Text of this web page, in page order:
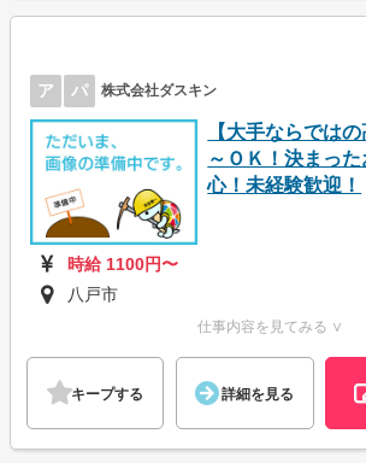
ア パ 株式会社ダスキン
【大手ならでは
～ＯＫ！決まっ
心！未経験歓迎！
時給 1100円〜
八戸市
仕事内容を見てみる ∨
キープする 詳細を見る